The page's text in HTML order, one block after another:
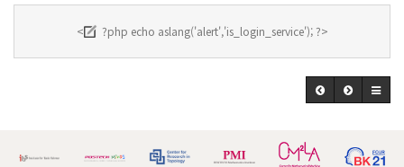
< ?php echo aslang('alert','is_login_service'); ?>